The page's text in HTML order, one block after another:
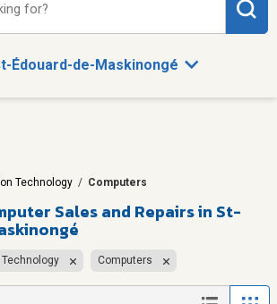
Édouard-de-Maskinongé
for?
Technology / Computers
Sales and Repairs in St-
Computers